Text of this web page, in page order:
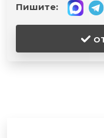
Пишите: